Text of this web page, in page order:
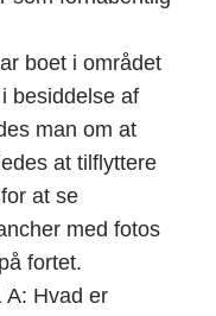
boet i området
besiddelse af
man om at
at tilflyttere
at se
med fotos
fortet.
Hvad er